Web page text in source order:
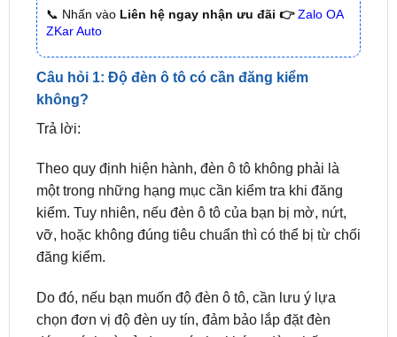
📞 Nhấn vàoLiên hệ ngay nhận ưu đãi 👉 Zalo OA
ZKar Auto
Câu hỏi 1: Độ đèn ô tô có cần đăng kiểm
không?
Trả lời:
Theo quy định hiện hành, đèn ô tô không phải là
một trong những hạng mục cần kiểm tra khi đăng
kiểm. Tuy nhiên, nếu đèn ô tô của bạn bị mờ, nứt,
vỡ, hoặc không đúng tiêu chuẩn thì có thể bị từ chối
đăng kiểm.
Do đó, nếu bạn muốn độ đèn ô tô, cần lưu ý lựa
chọn đơn vị độ đèn uy tín, đảm bảo lắp đặt đèn